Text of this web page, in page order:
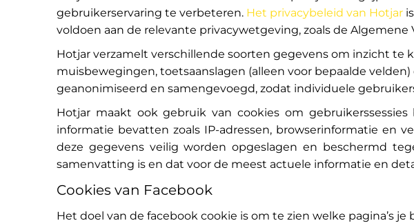
gebruikerservaring te verbeteren. Het privacybeleid van Hotjar
voldoen aan de relevante privacywetgeving, zoals de
Hotjar verzamelt verschillende soorten gegevens om inzicht te
muisbewegingen, toetsaanslagen (alleen voor bepaalde
geanonimiseerd en samengevoegd, zodat individuele
Hotjar maakt ook gebruik van cookies om
informatie bevatten zoals IP-adressen, browserinformatie en
deze gegevens veilig worden opgeslagen en beschermd
samenvatting is en dat voor de meest actuele informatie en
Cookies van Facebook
Het doel van de facebook cookie is om te zien welke pagina’s